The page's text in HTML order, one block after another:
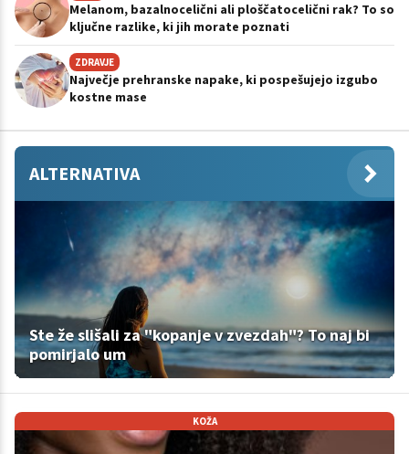
Melanom, bazalnocelični ali ploščatocelični rak? To so
ključne razlike, ki jih morate poznati
ZDRAVJE
Največje prehranske napake, ki pospešujejo izgubo
kostne mase
ALTERNATIVA
Ste že slišali za "kopanje v zvezdah"? To naj bi
pomirjalo um
KOŽA